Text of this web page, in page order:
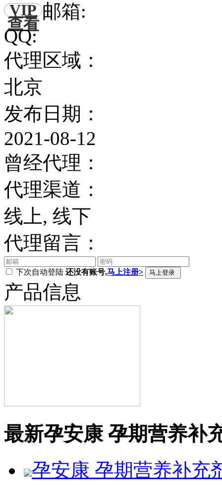
VIP
查看
邮箱:
QQ:
代理区域：
北京
发布日期：
2021-08-12
曾经代理：
代理渠道：
线上, 线下
代理留言：
下次自动登陆 还没有账号,马上注册>
产品信息
最新孕安康 孕期营养补
孕安康 孕期营养补充